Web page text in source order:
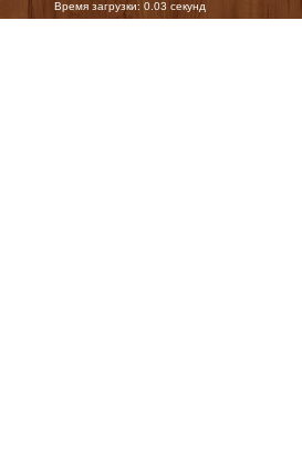
Время загрузки: 0.03 секунд